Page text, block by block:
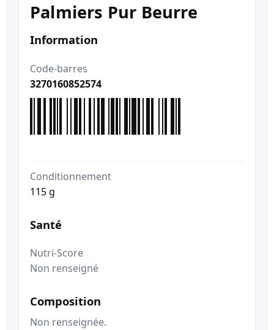
Palmiers Pur Beurre
Information
Code-barres
3270160852574
Conditionnement
115 g
Santé
Nutri-Score
Non renseigné
Composition
Non renseignée.